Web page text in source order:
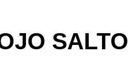
SALTO